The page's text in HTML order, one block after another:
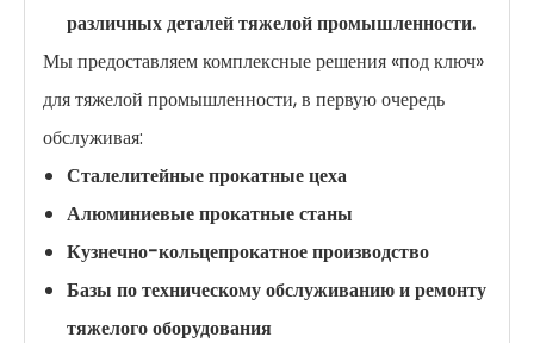
различных деталей тяжелой промышленности.
Мы предоставляем комплексные решения «под ключ»
для тяжелой промышленности, в первую очередь
обслуживая:
Сталелитейные прокатные цеха
Алюминиевые прокатные станы
Кузнечно-кольцепрокатное производство
Базы по техническому обслуживанию и ремонту
тяжелого оборудования